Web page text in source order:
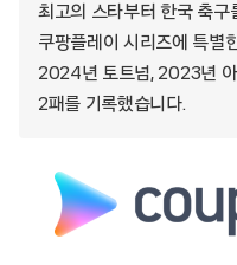
최고의 스타부터 한국 축구
쿠팡플레이 시리즈에 특별
2024년 토트넘, 2023년
2패를 기록했습니다.